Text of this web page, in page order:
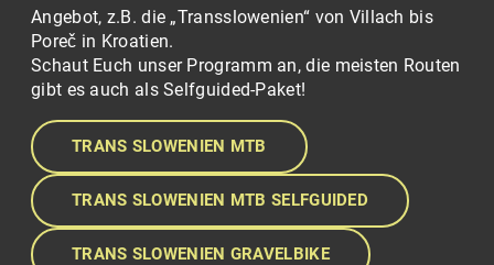
Angebot, z.B. die „Transslowenien“ von Villach bis
Poreč in Kroatien.
Schaut Euch unser Programm an, die meisten Routen
gibt es auch als Selfguided-Paket!
TRANS SLOWENIEN MTB
TRANS SLOWENIEN MTB SELFGUIDED
TRANS SLOWENIEN GRAVELBIKE